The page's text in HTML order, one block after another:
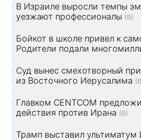
В Израиле выросли темпы
уезжают профессионалы (9)
Бойкот в школе привел к
Родители подали
Суд вынес смехотворный
из Восточного Иерусалима
Главком CENTCOM
действия против Ирана (6)
Трамп выставил ультиматум